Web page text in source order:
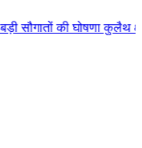
क्षेत्र की जनता ने